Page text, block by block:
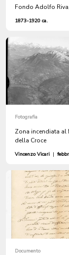
Fondo Adolfo
1873-1920 ca.
Fotografia
Zona incendiata al
della Croce
Vincenzo Vicari |
Documento